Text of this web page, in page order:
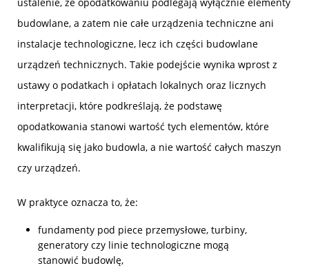
budowlane, a zatem nie całe urządzenia techniczne ani
instalacje technologiczne, lecz ich części budowlane
urządzeń technicznych. Takie podejście wynika wprost z
ustawy o podatkach i opłatach lokalnych oraz licznych
interpretacji, które podkreślają, że podstawę
opodatkowania stanowi wartość tych elementów, które
kwalifikują się jako budowla, a nie wartość całych maszyn
czy urządzeń.
W praktyce oznacza to, że:
fundamenty pod piece przemysłowe, turbiny,
generatory czy linie technologiczne mogą
stanowić budowlę,